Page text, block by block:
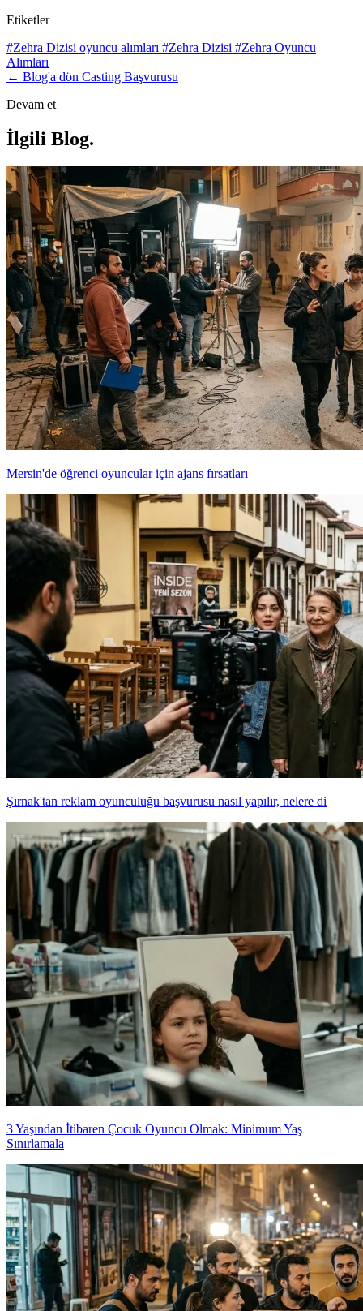
Etiketler
#Zehra Dizisi oyuncu alımları #Zehra Dizisi #Zehra Oyuncu
Alımları
← Blog'a dön Casting Başvurusu
Devam et
İlgili Blog.
Mersin'de öğrenci oyuncular için ajans fırsatları
Şırnak'tan reklam oyunculuğu başvurusu nasıl yapılır, nelere di
3 Yaşından İtibaren Çocuk Oyuncu Olmak: Minimum Yaş
Sınırlamala